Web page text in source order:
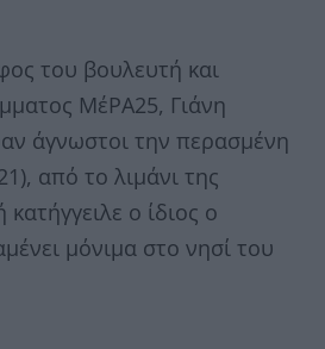
του βουλευτή και
ΜέΡΑ25, Γιάνη
άγνωστοι την περασμένη
από το λιμάνι της
ο ίδιος ο
μόνιμα στο νησί του